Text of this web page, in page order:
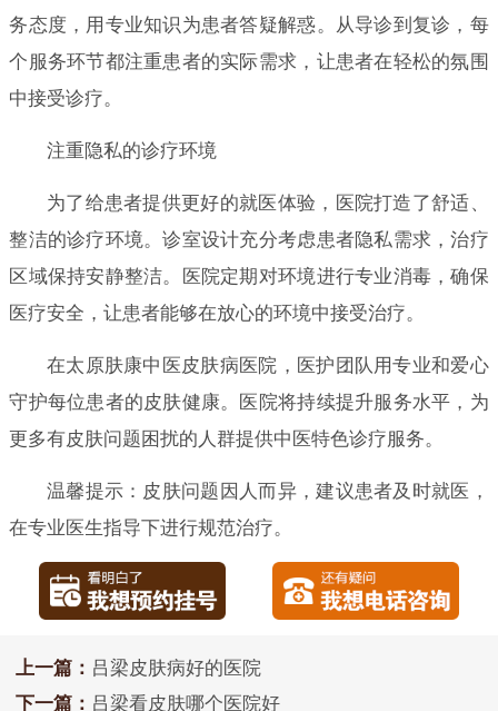
务态度，用专业知识为患者答疑解惑。从导诊到复诊，每
个服务环节都注重患者的实际需求，让患者在轻松的氛围
中接受诊疗。
注重隐私的诊疗环境
为了给患者提供更好的就医体验，医院打造了舒适、
整洁的诊疗环境。诊室设计充分考虑患者隐私需求，治疗
区域保持安静整洁。医院定期对环境进行专业消毒，确保
医疗安全，让患者能够在放心的环境中接受治疗。
在太原肤康中医皮肤病医院，医护团队用专业和爱心
守护每位患者的皮肤健康。医院将持续提升服务水平，为
更多有皮肤问题困扰的人群提供中医特色诊疗服务。
温馨提示：皮肤问题因人而异，建议患者及时就医，
在专业医生指导下进行规范治疗。
上一篇： 吕梁皮肤病好的医院
下一篇： 吕梁看皮肤哪个医院好